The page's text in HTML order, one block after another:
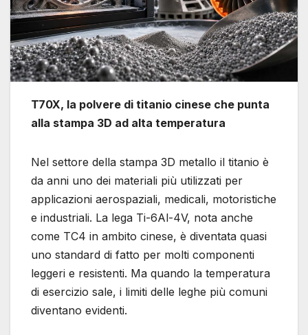
T70X, la polvere di titanio cinese che punta
alla stampa 3D ad alta temperatura
Nel settore della stampa 3D metallo il titanio è
da anni uno dei materiali più utilizzati per
applicazioni aerospaziali, medicali, motoristiche
e industriali. La lega Ti-6Al-4V, nota anche
come TC4 in ambito cinese, è diventata quasi
uno standard di fatto per molti componenti
leggeri e resistenti. Ma quando la temperatura
di esercizio sale, i limiti delle leghe più comuni
diventano evidenti.